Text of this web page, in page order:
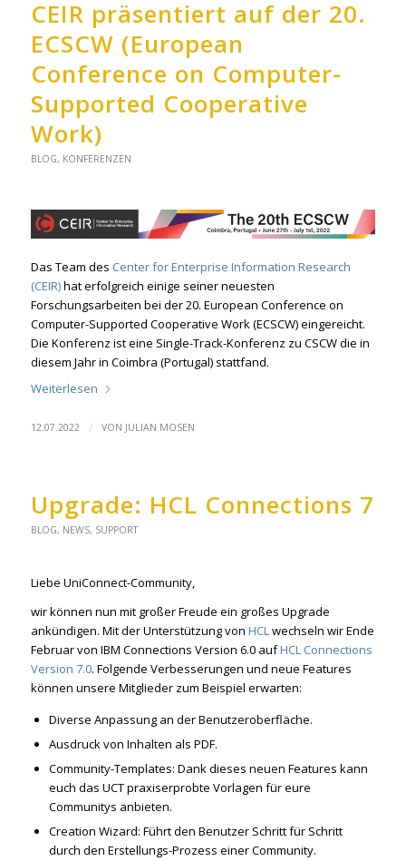
CEIR präsentiert auf der 20.
ECSCW (European
Conference on Computer-
Supported Cooperative
Work)
BLOG, KONFERENZEN
Das Team des Center for Enterprise Information Research
(CEIR)hat erfolgreich einige seiner neuesten
Forschungsarbeiten bei der 20. European Conference on
Computer-Supported Cooperative Work (ECSCW) eingereicht.
Die Konferenz ist eine Single-Track-Konferenz zu CSCW die in
diesem Jahr in Coimbra (Portugal) stattfand.
Weiterlesen
12.07.2022 / VON JULIAN MOSEN
Upgrade: HCL Connections 7
BLOG, NEWS, SUPPORT
Liebe UniConnect-Community,
wir können nun mit großer Freude ein großes Upgrade
ankündigen. Mit der Unterstützung von HCL wechseln wir Ende
Februar von IBM Connections Version 6.0 aufHCL Connections
Version 7.0. Folgende Verbesserungen und neue Features
können unsere Mitglieder zum Beispiel erwarten:
Diverse Anpassung an der Benutzeroberfläche.
Ausdruck von Inhalten als PDF.
Community-Templates: Dank dieses neuen Features kann
euch das UCT praxiserprobte Vorlagen für eure
Communitys anbieten.
Creation Wizard: Führt den Benutzer Schritt für Schritt
durch den Erstellungs-Prozess einer Community.